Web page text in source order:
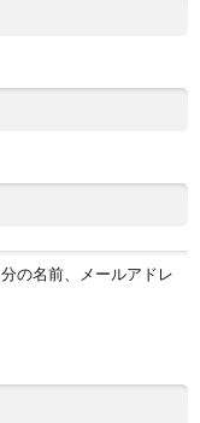
の名前、メールアドレ